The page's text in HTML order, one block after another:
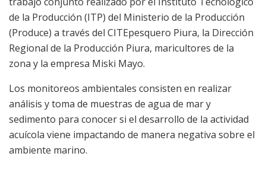
de la Producción (ITP) del Ministerio de la Producción
(Produce) a través del CITEpesquero Piura, la Dirección
Regional de la Producción Piura, maricultores de la
zona y la empresa Miski Mayo.
Los monitoreos ambientales consisten en realizar
análisis y toma de muestras de agua de mar y
sedimento para conocer si el desarrollo de la actividad
acuícola viene impactando de manera negativa sobre el
ambiente marino.